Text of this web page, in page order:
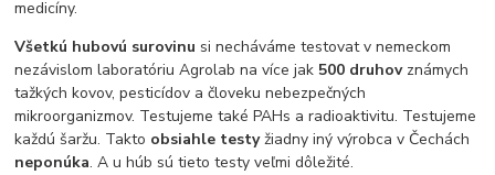
medicíny.
Všetkú hubovú surovinu si necháváme testovat v nemeckom
nezávislom laboratóriu Agrolab na více jak 500 druhovznámych
tažkých kovov, pesticídov a človeku nebezpečných
mikroorganizmov. Testujeme také PAHs a radioaktivitu. Testujeme
každú šaržu. Takto obsiahle testyžiadny iný výrobca v Čechách
neponúka. A u húb sú tieto testy veľmi dôležité.